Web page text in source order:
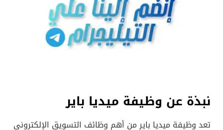
نبذة عن وظيفة ميديا باير
تعد وظيفة ميديا باير من أهم وظائف التسويق الإلكتروني